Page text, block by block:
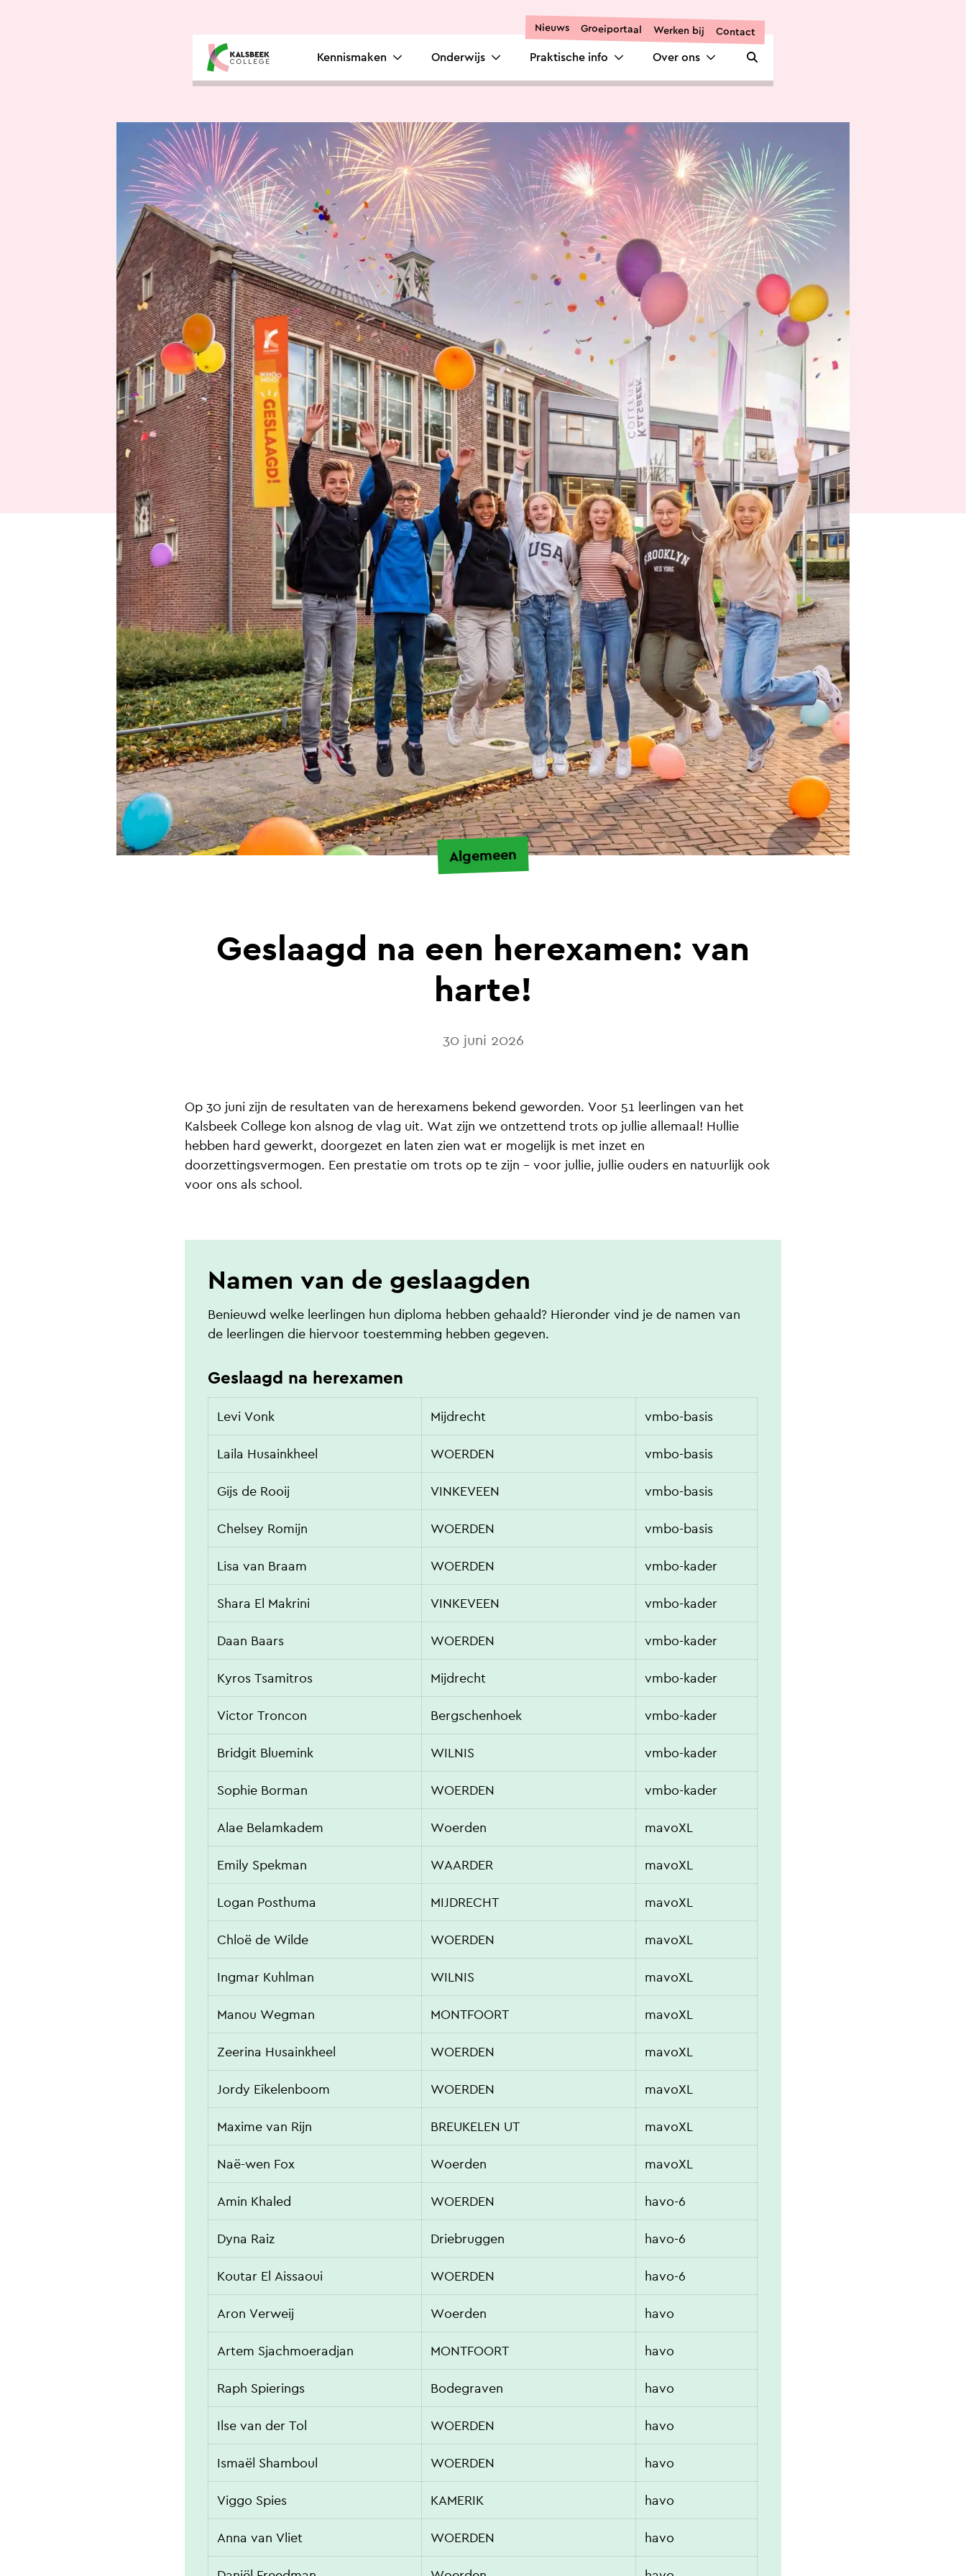
Nieuws Groeiportaal Werken bij Contact
Kennismaken Onderwijs Praktische info Over ons
Zoeken openen
Algemeen
Geslaagd na een herexamen: van
harte!
30 juni 2026
Op 30 juni zijn de resultaten van de herexamens bekend geworden. Voor 51 leerlingen van het
Kalsbeek College kon alsnog de vlag uit. Wat zijn we ontzettend trots op jullie allemaal! Hullie
hebben hard gewerkt, doorgezet en laten zien wat er mogelijk is met inzet en
doorzettingsvermogen. Een prestatie om trots op te zijn – voor jullie, jullie ouders en natuurlijk ook
voor ons als school.
Namen van de geslaagden
Benieuwd welke leerlingen hun diploma hebben gehaald? Hieronder vind je de namen van
de leerlingen die hiervoor toestemming hebben gegeven.
Geslaagd na herexamen
Levi Vonk Mijdrecht vmbo-basis
Laila Husainkheel WOERDEN vmbo-basis
Gijs de Rooij VINKEVEEN vmbo-basis
Chelsey Romijn WOERDEN vmbo-basis
Lisa van Braam WOERDEN vmbo-kader
Shara El Makrini VINKEVEEN vmbo-kader
Daan Baars WOERDEN vmbo-kader
Kyros Tsamitros Mijdrecht vmbo-kader
Victor Troncon Bergschenhoek vmbo-kader
Bridgit Bluemink WILNIS vmbo-kader
Sophie Borman WOERDEN vmbo-kader
Alae Belamkadem Woerden mavoXL
Emily Spekman WAARDER mavoXL
Logan Posthuma MIJDRECHT mavoXL
Chloë de Wilde WOERDEN mavoXL
Ingmar Kuhlman WILNIS mavoXL
Manou Wegman MONTFOORT mavoXL
Zeerina Husainkheel WOERDEN mavoXL
Jordy Eikelenboom WOERDEN mavoXL
Maxime van Rijn BREUKELEN UT mavoXL
Naë-wen Fox Woerden mavoXL
Amin Khaled WOERDEN havo-6
Dyna Raiz Driebruggen havo-6
Koutar El Aissaoui WOERDEN havo-6
Aron Verweij Woerden havo
Artem Sjachmoeradjan MONTFOORT havo
Raph Spierings Bodegraven havo
Ilse van der Tol WOERDEN havo
Ismaël Shamboul WOERDEN havo
Viggo Spies KAMERIK havo
Anna van Vliet WOERDEN havo